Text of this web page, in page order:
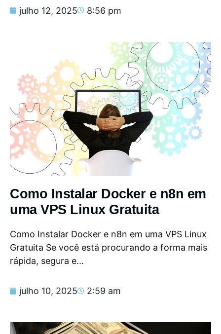
julho 12, 2025 8:56 pm
Como Instalar Docker e n8n em
uma VPS Linux Gratuita
Como Instalar Docker e n8n em uma VPS Linux
Gratuita Se você está procurando a forma mais
rápida, segura e...
julho 10, 2025 2:59 am